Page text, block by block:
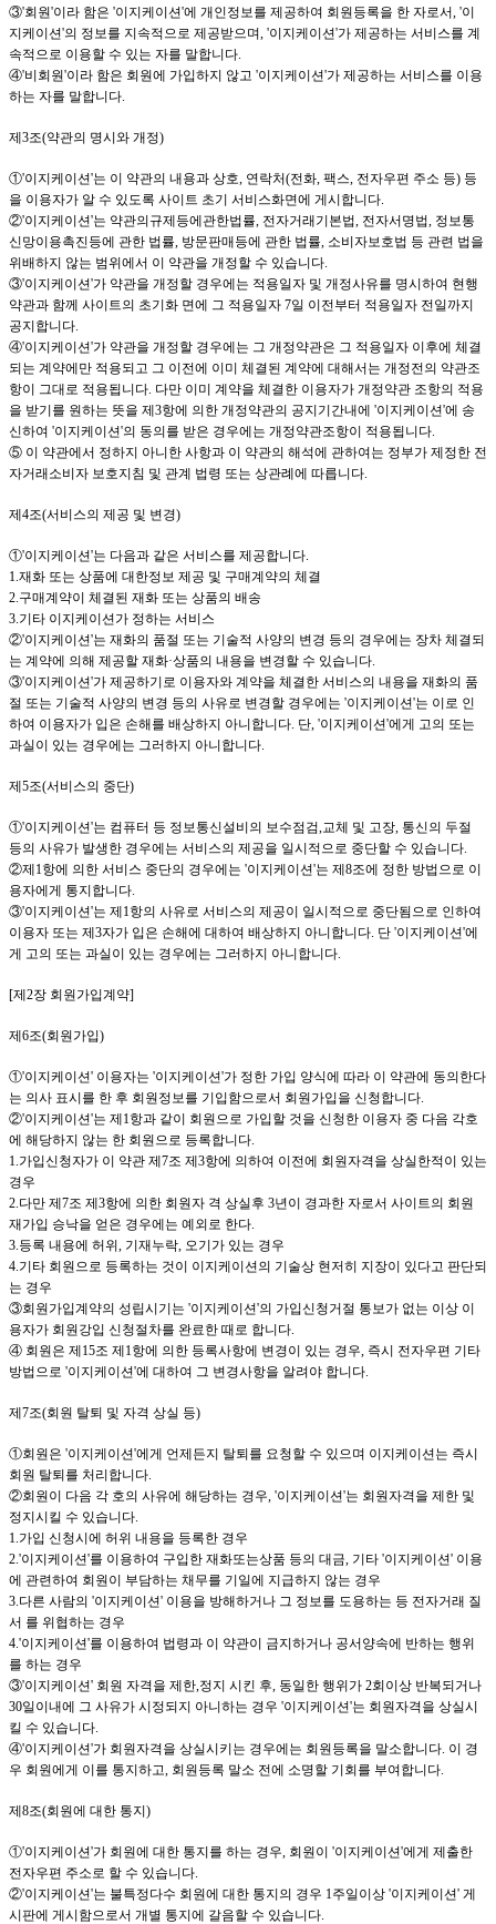
③'회원'이라 함은 '이지케이션'에 개인정보를 제공하여 회원등록을 한 자로서 , '이
지케이션'의 정보를 지속적으로 제공받으며 , '이지케이션'가 제공하는 서비스를 계
속적으로 이용할 수 있는 자를 말합니다
④'비회원'이라 함은 회원에 가입하지 않고 '이지케이션'가 제공하는 서비스를 이용
하는 자를 말합니다
제3조(약관의 명시와 개정)
①'이지케이션'는 이 약관의 내용과 상호 연락처(전화 팩스 전자우편 주소 등) 등
을 이용자가 알 수 있도록 사이트 초기 서비스화면에 게시합니다
②'이지케이션'는 약관의규제등에관한법률 전자거래기본법 전자서명법 정보통
신망이용촉진등에 관한 법률 방문판매등에 관한 법률 소비자보호법 등 관련 법을
위배하지 않는 범위에서 이 약관을 개정할 수 있습니다
③'이지케이션'가 약관을 개정할 경우에는 적용일자 및 개정사유를 명시하여 현행
약관과 함께 사이트의 초기화 면에 그 적용일자 7일 이전부터 적용일자 전일까지
공지합니다
④'이지케이션'가 약관을 개정할 경우에는 그 개정약관은 그 적용일자 이후에 체결
되는 계약에만 적용되고 그 이전에 이미 체결된 계약에 대해서는 개정전의 약관조
항이 그대로 적용됩니다 다만 이미 계약을 체결한 이용자가 개정약관 조항의 적용
을 받기를 원하는 뜻을 제3항에 의한 개정약관의 공지기간내에 '이지케이션'에 송
신하여 '이지케이션'의 동의를 받은 경우에는 개정약관조항이 적용됩니다
⑤ 이 약관에서 정하지 아니한 사항과 이 약관의 해석에 관하여는 정부가 제정한 전
자거래소비자 보호지침 및 관계 법령 또는 상관례에 따릅니다
제4조(서비스의 제공 및 변경)
①'이지케이션'는 다음과 같은 서비스를 제공합니다
1. 재화 또는 상품에 대한정보 제공 및 구매계약의 체결
2. 구매계약이 체결된 재화 또는 상품의 배송
3. 기타 이지케이션가 정하는 서비스
②'이지케이션'는 재화의 품절 또는 기술적 사양의 변경 등의 경우에는 장차 체결되
는 계약에 의해 제공할 재화·상품의 내용을 변경할 수 있습니다
③'이지케이션'가 제공하기로 이용자와 계약을 체결한 서비스의 내용을 재화의 품
절 또는 기술적 사양의 변경 등의 사유로 변경할 경우에는 '이지케이션'는 이로 인
하여 이용자가 입은 손해를 배상하지 아니합니다 단 , '이지케이션'에게 고의 또는
과실이 있는 경우에는 그러하지 아니합니다
제5조(서비스의 중단)
①'이지케이션'는 컴퓨터 등 정보통신설비의 보수점검 교체 및 고장 통신의 두절
등의 사유가 발생한 경우에는 서비스의 제공을 일시적으로 중단할 수 있습니다
②제1 항에 의한 서비스 중단의 경우에는 '이지케이션'는 제8조에 정한 방법으로 이
용자에게 통지합니다
③'이지케이션'는 제1 항의 사유로 서비스의 제공이 일시적으로 중단됨으로 인하여
이용자 또는 제3자가 입은 손해에 대하여 배상하지 아니합니다 단 '이지케이션'에
게 고의 또는 과실이 있는 경우에는 그러하지 아니합니다
[제2장 회원가입계약]
제6조(회원가입)
①'이지케이션' 이용자는 '이지케이션'가 정한 가입 양식에 따라 이 약관에 동의한다
는 의사 표시를 한 후 회원정보를 기입함으로서 회원가입을 신청합니다
②'이지케이션'는 제1 항과 같이 회원으로 가입할 것을 신청한 이용자 중 다음 각호
에 해당하지 않는 한 회원으로 등록합니다
1. 가입신청자가 이 약관 제7조 제3항에 의하여 이전에 회원자격을 상실한적이 있는
경우
2. 다만 제7조 제3항에 의한 회원자 격 상실후 3년이 경과한 자로서 사이트의 회원
재가입 승낙을 얻은 경우에는 예외로 한다
3. 등록 내용에 허위 기재누락 오기가 있는 경우
4. 기타 회원으로 등록하는 것이 이지케이션의 기술상 현저히 지장이 있다고 판단되
는 경우
③회원가입계약의 성립시기는 '이지케이션'의 가입신청거절 통보가 없는 이상 이
용자가 회원강입 신청절차를 완료한 때로 합니다
④ 회원은 제15조 제1 항에 의한 등록사항에 변경이 있는 경우 즉시 전자우편 기타
방법으로 '이지케이션'에 대하여 그 변경사항을 알려야 합니다
제7조(회원 탈퇴 및 자격 상실 등)
①회원은 '이지케이션'에게 언제든지 탈퇴를 요청할 수 있으며 이지케이션는 즉시
회원 탈퇴를 처리합니다
②회원이 다음 각 호의 사유에 해당하는 경우 , '이지케이션'는 회원자격을 제한 및
정지시킬 수 있습니다
1. 가입 신청시에 허위 내용을 등록한 경우
2.'이지케이션'를 이용하여 구입한 재화또는상품 등의 대금 기타 '이지케이션' 이용
에 관련하여 회원이 부담하는 채무를 기일에 지급하지 않는 경우
3. 다른 사람의 '이지케이션' 이용을 방해하거나 그 정보를 도용하는 등 전자거래 질
서 를 위협하는 경우
4.'이지케이션'를 이용하여 법령과 이 약관이 금지하거나 공서양속에 반하는 행위
를 하는 경우
③'이지케이션' 회원 자격을 제한 정지 시킨 후 동일한 행위가 2회이상 반복되거나
30일이내에 그 사유가 시정되지 아니하는 경우 '이지케이션'는 회원자격을 상실시
킬 수 있습니다
④'이지케이션'가 회원자격을 상실시키는 경우에는 회원등록을 말소합니다 이 경
우 회원에게 이를 통지하고
회원등록 말소 전에 소명할 기회를 부여합니다
제8조(회원에 대한 통지)
①'이지케이션'가 회원에 대한 통지를 하는 경우 회원이 '이지케이션'에게 제출한
전자우편 주소로 할 수 있습니다
②'이지케이션'는 불특정다수 회원에 대한 통지의 경우 1 주일이상 '이지케이션' 게
시판에 게시함으로서 개별 통지에 갈음할 수 있습니다